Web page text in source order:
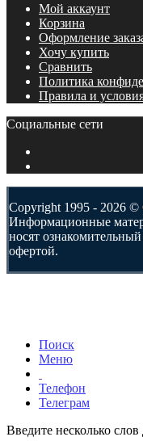
Мой аккаунт
Корзина
Оформление
Хочу купить
Сравнить
Политика
Правила и
Социальные сети
Copyright 1995 - 2026
Информационные
носят
офертой.
Поиск
Меню
Телефон
Телеграм
Введите несколько слов